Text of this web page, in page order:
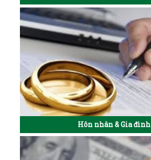
Hôn nhân & Gia đình